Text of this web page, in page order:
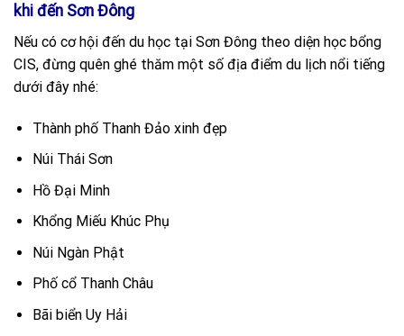
khi đến Sơn Đông
Nếu có cơ hội đến du học tại Sơn Đông theo diện học bổng
CIS, đừng quên ghé thăm một số địa điểm du lịch nổi tiếng
dưới đây nhé:
Thành phố Thanh Đảo xinh đẹp
Núi Thái Sơn
Hồ Đại Minh
Khổng Miếu Khúc Phụ
Núi Ngàn Phật
Phố cổ Thanh Châu
Bãi biển Uy Hải